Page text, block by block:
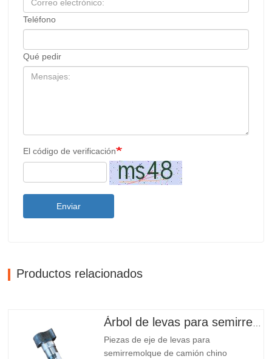
Teléfono
Qué pedir
El código de verificación
Enviar
Productos relacionados
Árbol de levas para semirremolque
Piezas de eje de levas para
semirremolque de camión chino